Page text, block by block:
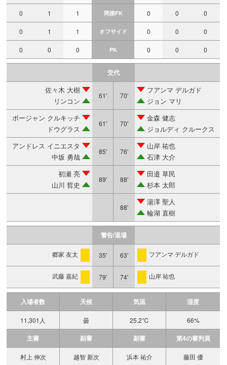
0 1 1 間接FK 0 0 0
0 1 1 オフサイド 0 0 0
0 0 0 PK 0 0 0
交代
佐々木 大樹
リンコン
61' 70'
フアンマ デルガド
ジョン マリ
ボージャン クルキッチ
ドウグラス
61' 70'
金森 健志
ジョルディ クルークス
アンドレス イニエスタ
中坂 勇哉
85' 76'
山岸 祐也
石津 大介
初瀬 亮
山川 哲史
89' 88'
田邉 草民
杉本 太郎
88'
湯澤 聖人
輪湖 直樹
警告/退場
郷家 友太 警告35' 63' 警告
フアンマ デルガド
武藤 嘉紀 警告79' 74' 警告
山岸 祐也
入場者数 天候 気温 湿度
11,301人 曇 25.2℃ 66%
主審 副審 副審 第4の審判員
村上 伸次 越智 新次 浜本 祐介 藤田 優